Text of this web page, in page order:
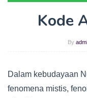
Kode
By
Dalam kebudayaan
fenomena mistis,